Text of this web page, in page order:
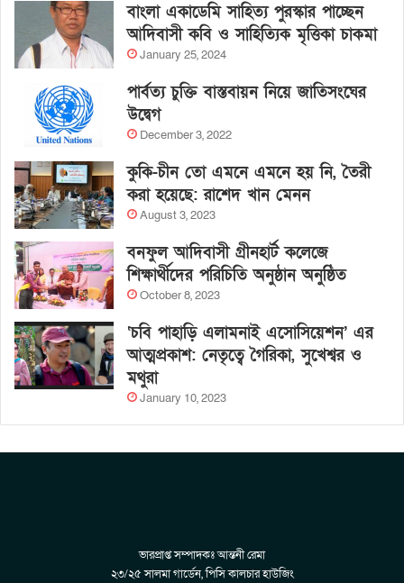
বাংলা একাডেমি সাহিত্য পুরস্কার পাচ্ছেন
আদিবাসী কবি ও সাহিত্যিক মৃত্তিকা চাকমা
January 25, 2024
পার্বত্য চুক্তি বাস্তবায়ন নিয়ে জাতিসংঘের
উদ্বেগ
December 3, 2022
কুকি-চীন তো এমনে এমনে হয় নি, তৈরী
করা হয়েছে: রাশেদ খান মেনন
August 3, 2023
বনফুল আদিবাসী গ্রীনহার্ট কলেজে
শিক্ষার্থীদের পরিচিতি অনুষ্ঠান অনুষ্ঠিত
October 8, 2023
‘চবি পাহাড়ি এলামনাই এসোসিয়েশন’ এর
আত্মপ্রকাশ: নেতৃত্বে গৈরিকা, সুখেশ্বর ও
মথুরা
January 10, 2023
ভারপ্রাপ্ত সম্পাদকঃ আন্তনী রেমা
২৩/২৫ সালমা গার্ডেন, পিসি কালচার হাউজিং